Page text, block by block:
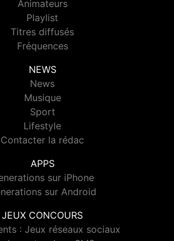
Animateurs
Playlist
Titres diffusés
Fréquences
NEWS
News
Musique
Sport
Lifestyle
Contacter la rédac
APPS
sur iPhone
sur Android
JEUX CONCOURS
: Jeux réseaux sociaux